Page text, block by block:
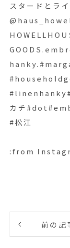
スタードとラ
カチ
#松江
:from
前の記